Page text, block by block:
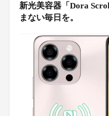
新光美容器「Dora
まない毎日を。